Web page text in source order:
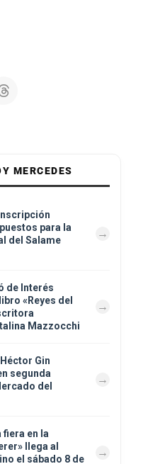
MERCEDES
para la
del Salame
de Interés
«Reyes del
Mazzocchi
Gin
segunda
del
fiera en la
llega al
el sábado 8 de